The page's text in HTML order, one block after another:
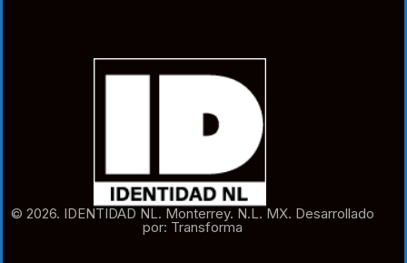
© 2026. IDENTIDAD NL. Monterrey. N.L. MX. Desarrollado
por: Transforma